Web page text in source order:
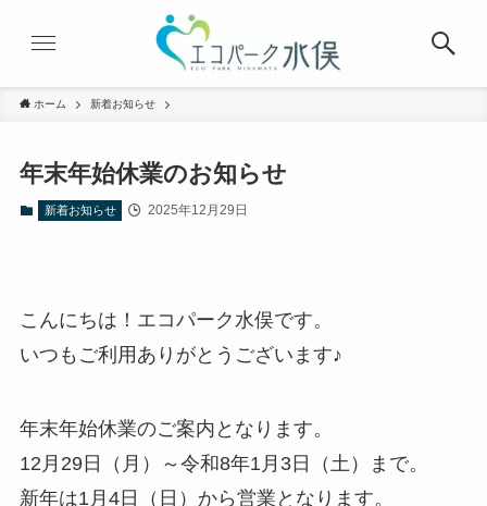
ホーム 新着お知らせ
年末年始休業のお知らせ
新着お知らせ 2025年12月29日
こんにちは！エコパーク水俣です。
いつもご利用ありがとうございます♪
年末年始休業のご案内となります。
12月29日（月）～令和8年1月3日（土）まで。
新年は1月4日（日）から営業となります。